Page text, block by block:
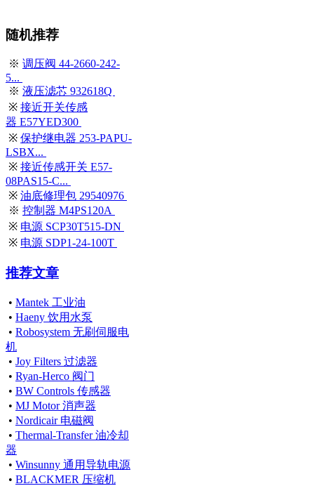
随机推荐
※ 调压阀 44-2660-242-
5...
※ 液压滤芯 932618Q
※ 接近开关传感
器 E57YED300
※ 保护继电器 253-PAPU-
LSBX...
※ 接近传感开关 E57-
08PAS15-C...
※ 油底修理包 29540976
※ 控制器 M4PS120A
※ 电源 SCP30T515-DN
※ 电源 SDP1-24-100T
推荐文章
• Mantek 工业油
• Haeny 饮用水泵
• Robosystem 无刷伺服电
机
• Joy Filters 过滤器
• Ryan-Herco 阀门
• BW Controls 传感器
• MJ Motor 消声器
• Nordicair 电磁阀
• Thermal-Transfer 油冷却
器
• Winsunny 通用导轨电源
• BLACKMER 压缩机